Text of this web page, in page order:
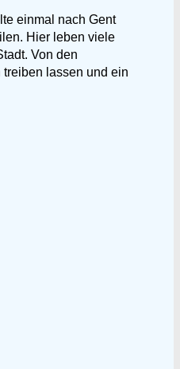
einmal nach Gent
Hier leben viele
Von den
lassen und ein